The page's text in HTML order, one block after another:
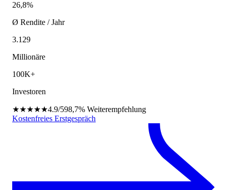
26,8%
Ø Rendite / Jahr
3.129
Millionäre
100K+
Investoren
★★★★★4.9/598,7% Weiterempfehlung
Kostenfreies Erstgespräch